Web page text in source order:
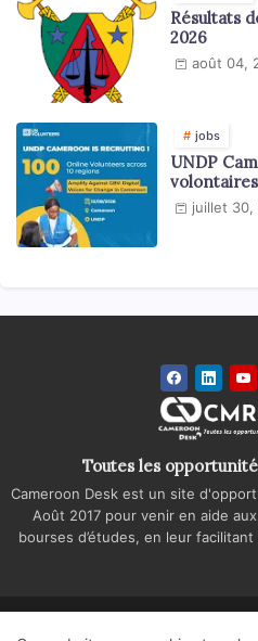
Résultats
2026
août 04,
jobs
UNDP
national
juillet 30,
Toutes les
Cameroon Desk est un site
Août 2017 pour venir en aide
bourses d’études, en leur